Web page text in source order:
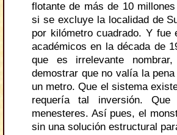
flotante de más de 10
si se excluye la localidad de
por kilómetro cuadrado. Y
académicos en la década de
que es irrelevante
demostrar que no valía la
un metro. Que el sistema
requería tal inversión.
menesteres. Así pues, el
sin una solución estructural